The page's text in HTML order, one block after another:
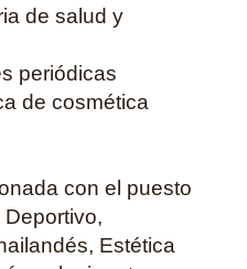
de salud y
periódicas
de cosmética
con el puesto
Estética